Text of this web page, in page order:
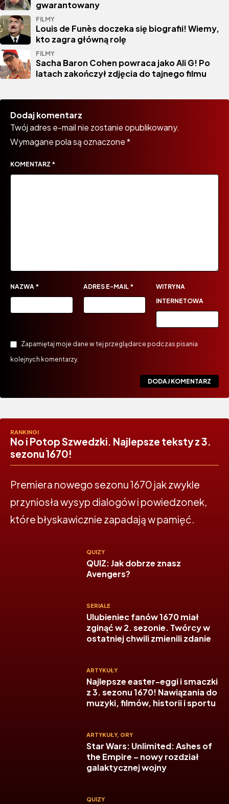
gwarantowany
FILMY
Louis de Funès doczeka się biografii! Wiemy,
kto zagra główną rolę
FILMY
Sacha Baron Cohen powraca jako Ali G! Po
latach zakończył zdjęcia do tajnego filmu
Dodaj komentarz
Twój adres e-mail nie zostanie opublikowany.
Wymagane pola są oznaczone*
KOMENTARZ *
NAZWA * ADRES E-MAIL *
WITRYNA
INTERNETOWA
Zapamiętaj moje dane w tej przeglądarce podczas pisania
kolejnych komentarzy.
RANKINGI
No i Potop Szwedzki. Najlepsze teksty z 3.
sezonu 1670!
Premiera nowego sezonu 1670 jak zwykle
przyniosła wysyp dialogów i powiedzonek,
które błyskawicznie zapadają w pamięć.
QUIZY
QUIZ: Jak dobrze znasz
Avengers?
SERIALE
Ulubieniec fanów 1670 miał
zginąć w 2. sezonie. Twórcy w
ostatniej chwili zmienili zdanie
ARTYKUŁY
Najlepsze easter-eggi i smaczki
z 3. sezonu 1670! Nawiązania do
muzyki, filmów, historii i sportu
ARTYKUŁY, GRY
Star Wars: Unlimited: Ashes of
the Empire – nowy rozdział
galaktycznej wojny
QUIZY